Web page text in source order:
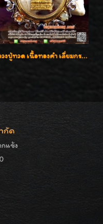
หลวงปู่ทวด เนื้อทองคำ เลี่ยมกรอบทองคำประดับเพชรแท้และพลอยนพเก้า น่ารักมากๆค่ะ
กัด
แข้ง